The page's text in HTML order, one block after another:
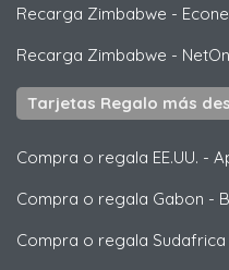
Recarga Zimbabwe -
Recarga Zimbabwe -
Tarjetas Regalo más
Compra o regala EE.UU. -
Compra o regala Gabon -
Compra o regala Sudafrica